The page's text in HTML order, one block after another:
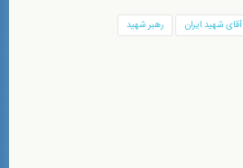
آقای شهید ایران رهبر شهید